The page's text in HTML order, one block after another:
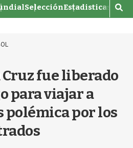
SelecciónEstadisticas
M
o
Cruz fue liberado
para viajar a
polémica por los